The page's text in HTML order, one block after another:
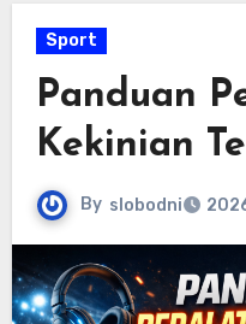
Sport
Panduan
Kekinian
By slobodni